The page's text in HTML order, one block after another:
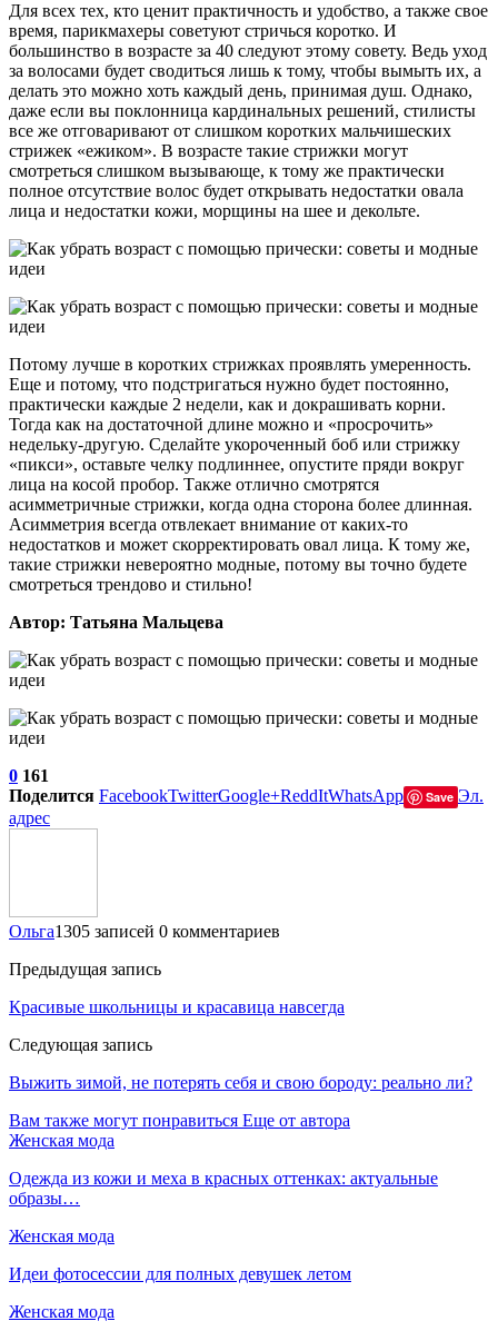
Для всех тех, кто ценит практичность и удобство, а также свое
время, парикмахеры советуют стричься коротко. И
большинство в возрасте за 40 следуют этому совету. Ведь уход
за волосами будет сводиться лишь к тому, чтобы вымыть их, а
делать это можно хоть каждый день, принимая душ. Однако,
даже если вы поклонница кардинальных решений, стилисты
все же отговаривают от слишком коротких мальчишеских
стрижек «ежиком». В возрасте такие стрижки могут
смотреться слишком вызывающе, к тому же практически
полное отсутствие волос будет открывать недостатки овала
лица и недостатки кожи, морщины на шее и декольте.
Потому лучше в коротких стрижках проявлять умеренность.
Еще и потому, что подстригаться нужно будет постоянно,
практически каждые 2 недели, как и докрашивать корни.
Тогда как на достаточной длине можно и «просрочить»
недельку-другую. Сделайте укороченный боб или стрижку
«пикси», оставьте челку подлиннее, опустите пряди вокруг
лица на косой пробор. Также отлично смотрятся
асимметричные стрижки, когда одна сторона более длинная.
Асимметрия всегда отвлекает внимание от каких-то
недостатков и может скорректировать овал лица. К тому же,
такие стрижки невероятно модные, потому вы точно будете
смотреться трендово и стильно!
Автор: Татьяна Мальцева
0 161
Поделится FacebookTwitterGoogle+ReddItWhatsApp Save Эл.
адрес
Ольга1305 записей 0 комментариев
Предыдущая запись
Красивые школьницы и красавица навсегда
Следующая запись
Выжить зимой, не потерять себя и свою бороду: реально ли?
Вам также могут понравиться Еще от автора
Женская мода
Одежда из кожи и меха в красных оттенках: актуальные
образы…
Женская мода
Идеи фотосессии для полных девушек летом
Женская мода